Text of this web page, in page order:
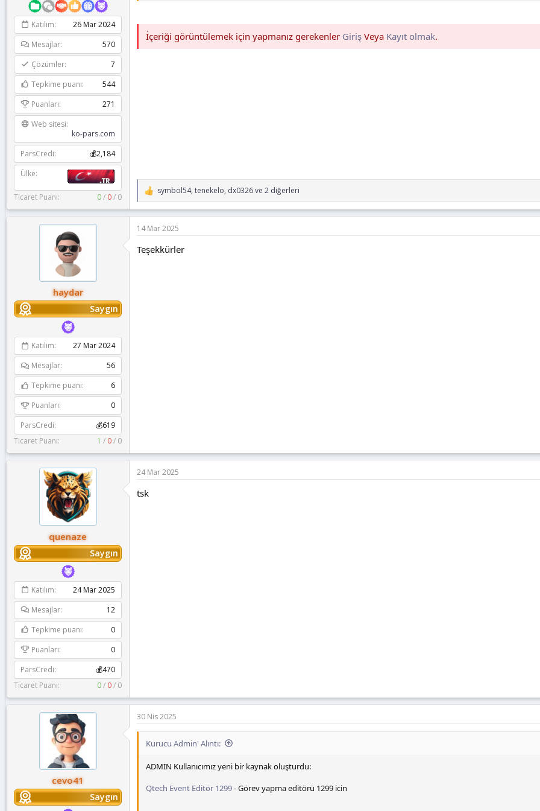
Katılım
26 Mar 2024
Mesajlar
570
Çözümler
7
Tepkime puanı
544
Puanları
271
Web sitesi
ko-pars.com
ParsCredi
💰2,184
Ülke
Ticaret Puanı: 0/ 0/ 0
İçeriği görüntülemek için yapmanız gerekenler Giriş Veya Kayıt olmak.
T
e
p
i
e
symbol54, tenekelo, dx0326ve 2 diğerleri
haydar
Saygın
Katılım
27 Mar 2024
Mesajlar
56
Tepkime puanı
6
Puanları
0
ParsCredi
💰619
Ticaret Puanı:
1 / 0/ 0
14 Mar 2025
Teşekkürler
quenaze
Saygın
Katılım
24 Mar 2025
Mesajlar
12
Tepkime puanı
0
Puanları
0
ParsCredi
💰470
Ticaret Puanı:
0/ 0/ 0
24 Mar 2025
tsk
cevo41
Saygın
30 Nis 2025
Kurucu Admin' Alıntı:
ADMİN Kullanıcımız yeni bir kaynak oluşturdu:
Qtech Event Editör 1299- Görev yapma editörü 1299 icin